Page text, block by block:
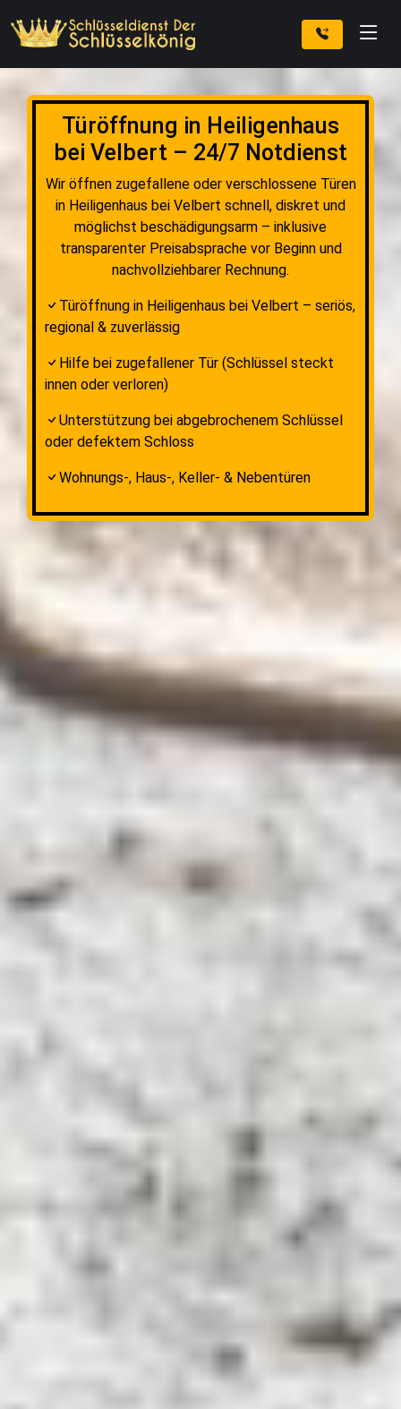
Türöffnung in Heiligenhaus
bei Velbert – 24/7 Notdienst
Wir öffnen zugefallene oder verschlossene Türen
in Heiligenhaus bei Velbert schnell, diskret und
möglichst beschädigungsarm – inklusive
transparenter Preisabsprache vor Beginn und
nachvollziehbarer Rechnung.
Türöffnung in Heiligenhaus bei Velbert – seriös,
regional & zuverlässig
Hilfe bei zugefallener Tür (Schlüssel steckt
innen oder verloren)
Unterstützung bei abgebrochenem Schlüssel
oder defektem Schloss
Wohnungs-, Haus-, Keller- & Nebentüren